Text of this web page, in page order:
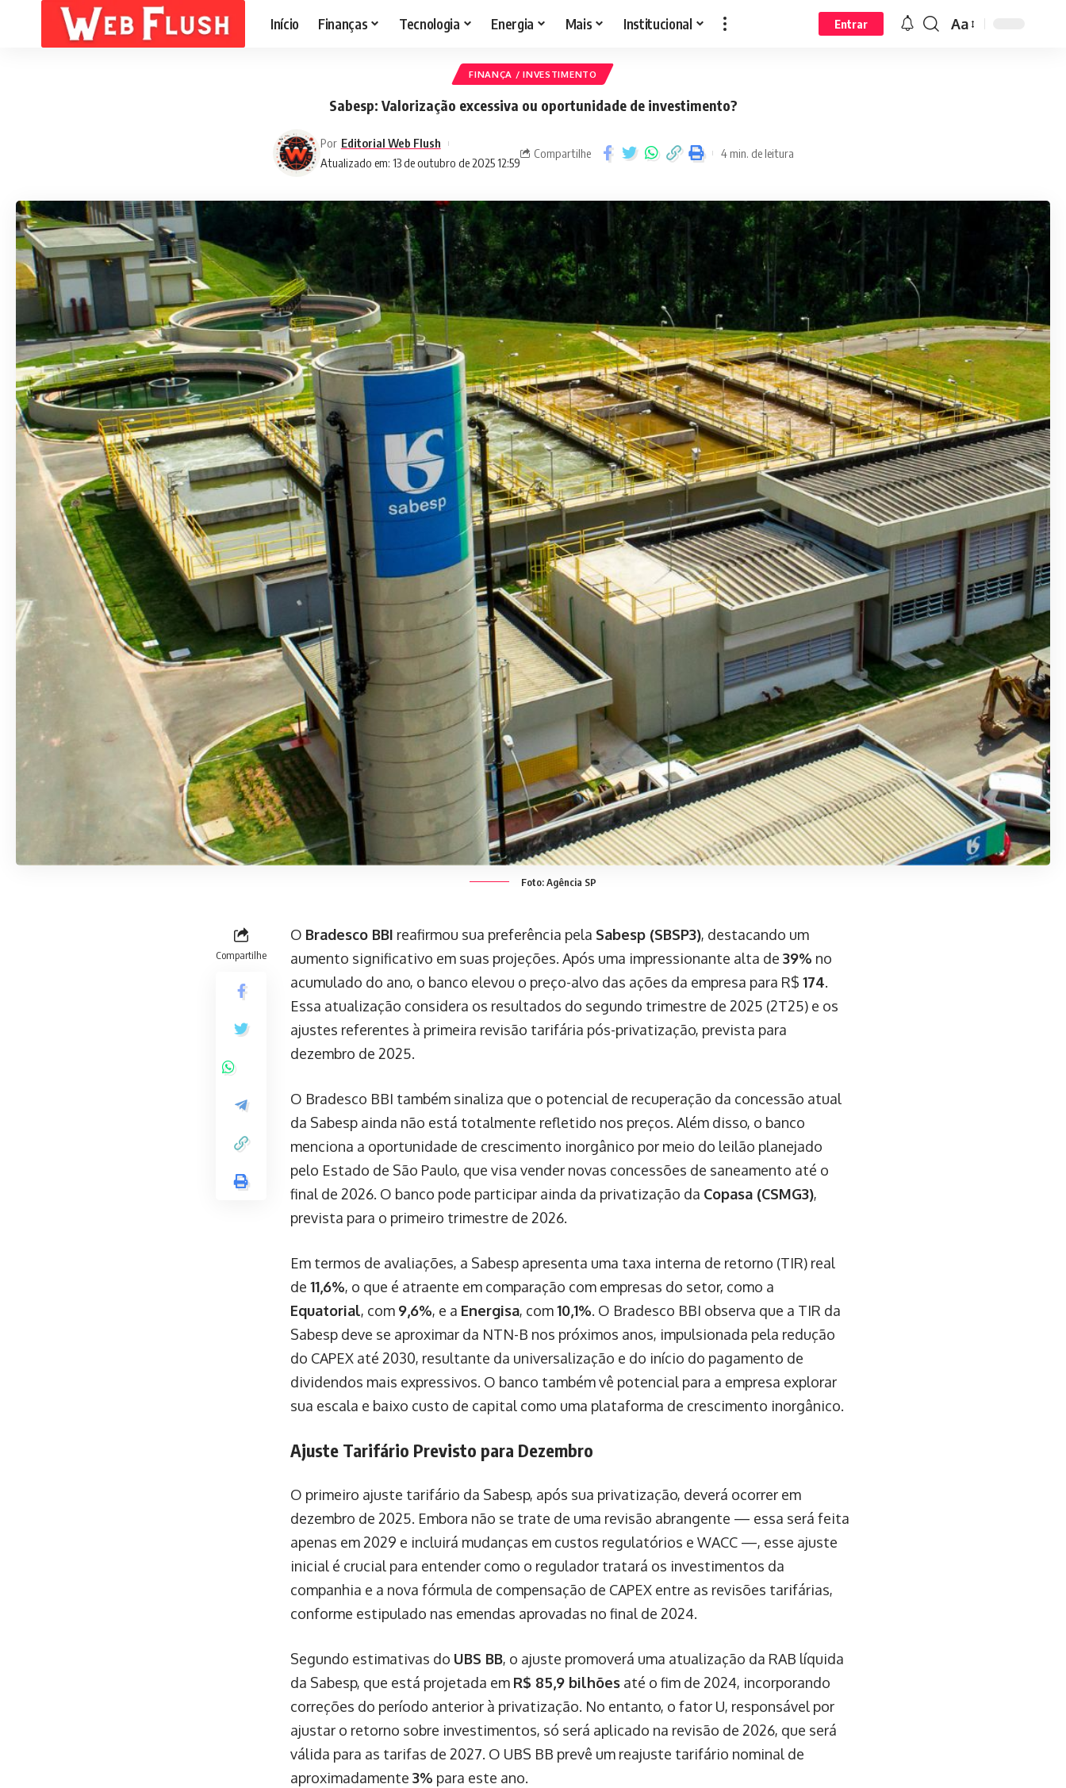
Início Finanças Tecnologia Energia Mais Institucional Entrar Aa
FINANÇA / INVESTIMENTO
Sabesp: Valorização excessiva ou oportunidade de investimento?
Atualizado em: 13 de outubro de 2025 12:59
Por Editorial Web Flush
Compartilhe 4 min. de leitura
Foto: Agência SP
Compartilhe
O Bradesco BBI reafirmou sua preferência pela Sabesp (SBSP3), destacando um
aumento significativo em suas projeções. Após uma impressionante alta de 39% no
acumulado do ano, o banco elevou o preço-alvo das ações da empresa para R$ 174.
Essa atualização considera os resultados do segundo trimestre de 2025 (2T25) e os
ajustes referentes à primeira revisão tarifária pós-privatização, prevista para
dezembro de 2025.
O Bradesco BBI também sinaliza que o potencial de recuperação da concessão atual
da Sabesp ainda não está totalmente refletido nos preços. Além disso, o banco
menciona a oportunidade de crescimento inorgânico por meio do leilão planejado
pelo Estado de São Paulo, que visa vender novas concessões de saneamento até o
final de 2026. O banco pode participar ainda da privatização da Copasa (CSMG3),
prevista para o primeiro trimestre de 2026.
Em termos de avaliações, a Sabesp apresenta uma taxa interna de retorno (TIR) real
de 11,6%, o que é atraente em comparação com empresas do setor, como a
Equatorial, com 9,6%, e a Energisa, com10,1%. O Bradesco BBI observa que a TIR da
Sabesp deve se aproximar da NTN-B nos próximos anos, impulsionada pela redução
do CAPEX até 2030, resultante da universalização e do início do pagamento de
dividendos mais expressivos. O banco também vê potencial para a empresa explorar
sua escala e baixo custo de capital como uma plataforma de crescimento inorgânico.
Ajuste Tarifário Previsto para Dezembro
O primeiro ajuste tarifário da Sabesp, após sua privatização, deverá ocorrer em
dezembro de 2025. Embora não se trate de uma revisão abrangente — essa será feita
apenas em 2029 e incluirá mudanças em custos regulatórios e WACC —, esse ajuste
inicial é crucial para entender como o regulador tratará os investimentos da
companhia e a nova fórmula de compensação de CAPEX entre as revisões tarifárias,
conforme estipulado nas emendas aprovadas no final de 2024.
Segundo estimativas do UBS BB, o ajuste promoverá uma atualização da RAB líquida
da Sabesp, que está projetada em R$ 85,9 bilhões até o fim de 2024, incorporando
correções do período anterior à privatização. No entanto, o fator U, responsável por
ajustar o retorno sobre investimentos, só será aplicado na revisão de 2026, que será
válida para as tarifas de 2027. O UBS BB prevê um reajuste tarifário nominal de
aproximadamente 3% para este ano.